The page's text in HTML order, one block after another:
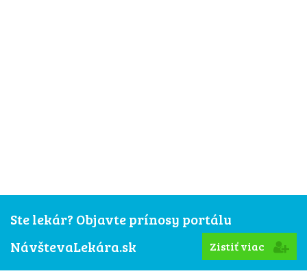
Ste lekár? Objavte prínosy portálu
NávštevaLekára.sk
Zistiť viac